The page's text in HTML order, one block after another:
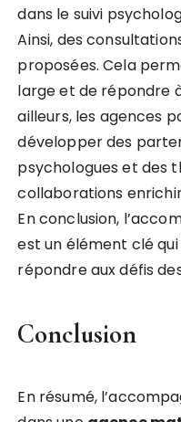
dans le suivi
Ainsi, des
proposées. Cela
large et de répondre
ailleurs, les agences
développer des
psychologues et des
collaborations
En conclusion,
est un élément clé
répondre aux défis
Conclusion
En résumé,